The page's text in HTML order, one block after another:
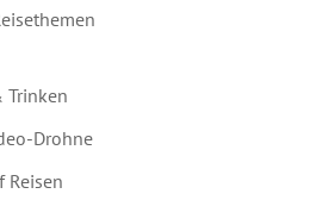
Trinken
Drohne
Reisen